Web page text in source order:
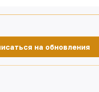
на обновления